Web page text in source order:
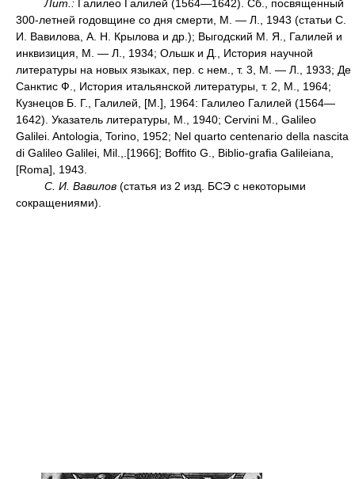
Лит.: Галилео Галилей (1564—1642). Сб., посвященный
300-летней годовщине со дня смерти, М. — Л., 1943 (статьи С.
И. Вавилова, А. Н. Крылова и др.); Выгодский М. Я., Галилей и
инквизиция, М. — Л., 1934; Ольшк и Д., История научной
литературы на новых языках, пер. с нем., т. 3, М. — Л., 1933; Де
Санктис Ф., История итальянской литературы, т. 2, М., 1964;
Кузнецов Б. Г., Галилей, [М.], 1964: Галилео Галилей (1564—
1642). Указатель литературы, М., 1940; Cervini М., Galileo
Galilei. Antologia, Torino, 1952; Nel quarto centenario della nascita
di Galileo Galilei, Mil.,.[1966]; Boffito G., Biblio-grafia Galileiana,
[Roma], 1943.
С. И. Вавилов (статья из 2 изд. БСЭ с некоторыми
сокращениями).